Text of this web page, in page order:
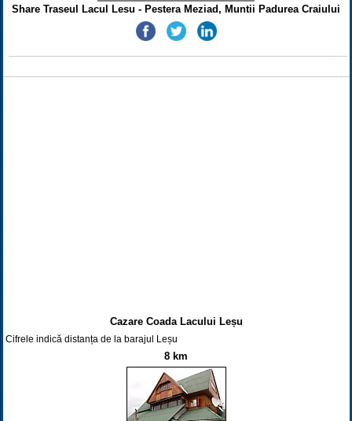
Share Traseul Lacul Lesu - Pestera Meziad, Muntii Padurea Craiului
Cazare Coada Lacului Leșu
Cifrele indică distanța de la barajul Leșu
8 km